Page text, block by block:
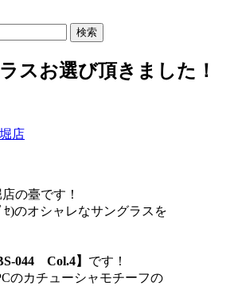
スお選び頂きました！
店
の臺です！
ｾ)のオシャレなサングラスを
044 Col.4】 です！
のカチューシャモチーフの